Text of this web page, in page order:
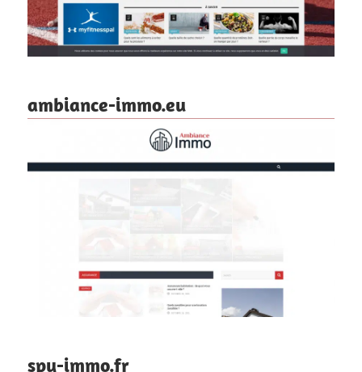
ambiance-immo.eu
spy-immo.fr